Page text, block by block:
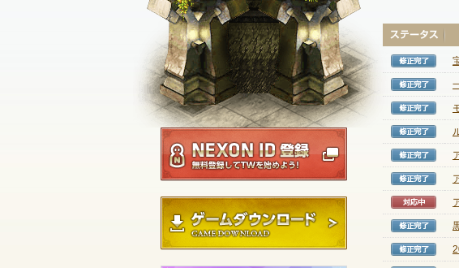
NEXON ID登録
ゲームダウンロ